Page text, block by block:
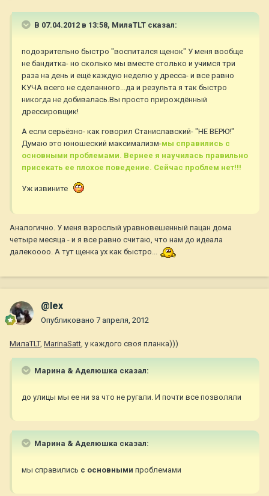
В 07.04.2012 в 13:58, МилаTLT сказал:
подозрительно быстро "воспитался щенок" У меня вообще
не бандитка- но сколько мы вместе столько и учимся три
раза на день и ещё каждую неделю у дресса- и все равно
КУЧА всего не сделанного...да и результа я так быстро
никогда не добивалась.Вы просто прирождённый
дрессировщик!
А если серьёзно- как говорил Станиславский- "НЕ ВЕРЮ!"
Думаю это юношеский максимализм-мы справились с
основными проблемами. Вернее я научилась правильно
присекать ее плохое поведение. Сейчас проблем нет!!!
Уж извините
Аналогично. У меня взрослый уравновешенный пацан дома
четыре месяца - и я все равно считаю, что нам до идеала
далекоооо. А тут щенка ух как быстро...
@lex
Опубликовано 7 апреля, 2012
МилаTLT, MarinaSatt, у каждого своя планка)))
Марина & Аделюшка сказал:
до улицы мы ее ни за что не ругали. И почти все позволяли
Марина & Аделюшка сказал:
мы справились с основными проблемами